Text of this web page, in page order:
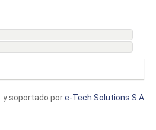
y soportado pore-Tech Solutions S.A